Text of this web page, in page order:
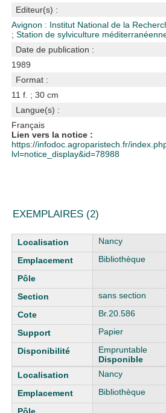
Editeur(s) :
Avignon : Institut National de la
;Station de sylviculture
Date de publication :
1989
Format :
11 f. ; 30 cm
Langue(s) :
Français
Lien vers la notice :
https://infodoc.agroparistech.fr/
lvl=notice_display&id=78988
EXEMPLAIRES (2)
Liste des exemplaires
Nancy
Bibliothèque
sans section
Br.20.586
Papier
Empruntable
Disponible
Nancy
Bibliothèque